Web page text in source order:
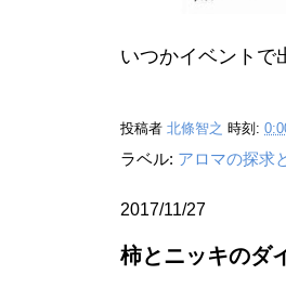
いつかイベントで
投稿者 北條智之 時刻:
ラベル: アロマの探求
2017/11/27
柿とニッキのダ